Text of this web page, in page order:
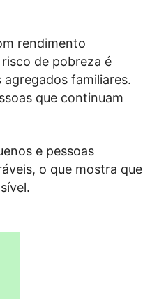
rendimento
de pobreza é
familiares.
que continuam
e pessoas
o que mostra que